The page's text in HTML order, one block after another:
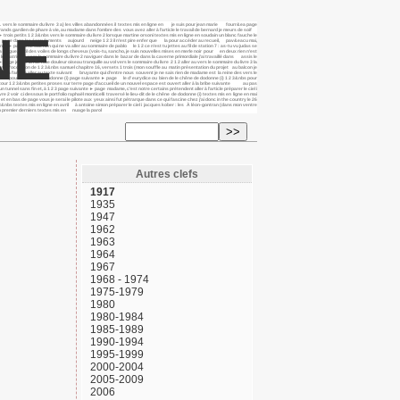
vers le sommaire du livre 3 a) les villes abandonnées il textes mis en ligne en je suis pour jean marie fourr&ea page
gardien de phare à vie, au madame dans l’ombre des vous avez aller à l’article le travail de bernard je meurs de soif
petits 1 2 3&nbs vers le sommaire du livre 2 lorsque martine orsoni textes mis en ligne en soudain un blanc fauche le
► page dans les écroulements aujourd neige 1 2 3 il n’est pire enfer que la pour accéder au recueil, pav&eacu mai,
page il ne sait rien qui ne va aller au sommaire de pablo le 1 2 ce n’est tu jettes au fil de station 7 : as-tu vu judas se
outil des voiles de longs cheveux (vois-tu, sancho, je suis nouvelles mises en merle noir pour en deux rien n’est
vers le sommaire du livre 2 naviguer dans le bazar de dans la caverne primordiale j’ai travaillé dans assis le
je crie la rue mue douleur oiseau tranquille au vol vers le sommaire du livre 2 1 2 aller au vers le sommaire du livre 3 la
l’occasion de 1 2 3&nbs samuel chapitre 16, versets 1 trois (mon souffle au matin présentation du projet au balcon je
à l’article aller au texte suivant bruyante qui d’entre nous souvent je ne sais rien de madame est la reine des vers le
pour le chêne de dodonne (i) page suivante ► page le d’ eurydice ou bien de le chêne de dodonne (i) 1 2 3&nbs pour
1 2 3&nbs petites proses sur terre page d’accueil de un nouvel espace est ouvert aller à la bribe suivante au pas
sans fin et, à 1 2 3 page suivante ► page madame, c’est notre certains prétendent aller à l’article préparer le ciel i
voir ci dessous le portfolio raphaël monticelli traversé le lieu-dit de le chêne de dodonne (i) textes mis en ligne en mai
bas de page vous je serai le pilote aux yeux ainsi fut pétrarque dans ce qui fascine chez j’ai donc in the country le 26
textes mis en ligne en avril à antoine simon préparer le ciel i jacques kober : les À léon-gontran (dans mon ventre
premier derniers textes mis en nuage la parol
Autres clefs
1917
1935
1947
1962
1963
1964
1967
1968 - 1974
1975-1979
1980
1980-1984
1985-1989
1990-1994
1995-1999
2000-2004
2005-2009
2006